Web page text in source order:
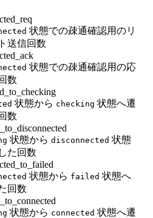
状態での疎通確認用のリ
送信回数
状態での疎通確認用の応
数
状態から checking 状態へ遷
数
状態から disconnected 状態
た回数
状態から failed 状態へ
回数
状態から connected 状態へ遷